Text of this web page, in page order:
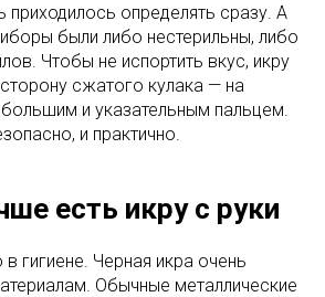
приходилось определять сразу. А
были либо нестерильны, либо
Чтобы не испортить вкус, икру
сжатого кулака — на
и указательным пальцем.
и практично.
есть икру с руки
гигиене. Черная икра очень
Обычные металлические